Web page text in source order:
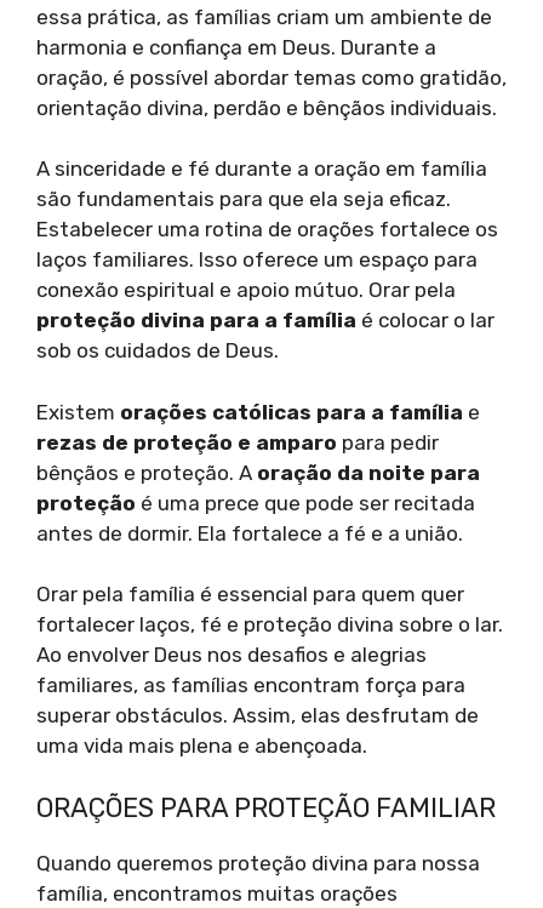
essa prática, as famílias criam um ambiente de
harmonia e confiança em Deus. Durante a
oração, é possível abordar temas como gratidão,
orientação divina, perdão e bênçãos individuais.
A sinceridade e fé durante a oração em família
são fundamentais para que ela seja eficaz.
Estabelecer uma rotina de orações fortalece os
laços familiares. Isso oferece um espaço para
conexão espiritual e apoio mútuo. Orar pela
proteção divina para a família é colocar o lar
sob os cuidados de Deus.
Existem orações católicas para a família e
rezas de proteção e amparo para pedir
bênçãos e proteção. A oração da noite para
proteção é uma prece que pode ser recitada
antes de dormir. Ela fortalece a fé e a união.
Orar pela família é essencial para quem quer
fortalecer laços, fé e proteção divina sobre o lar.
Ao envolver Deus nos desafios e alegrias
familiares, as famílias encontram força para
superar obstáculos. Assim, elas desfrutam de
uma vida mais plena e abençoada.
ORAÇÕES PARA PROTEÇÃO FAMILIAR
Quando queremos proteção divina para nossa
família, encontramos muitas orações